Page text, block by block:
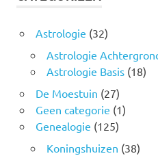
Astrologie (32)
Astrologie
Astrologie Basis(18)
De Moestuin (27)
Geen categorie (1)
Genealogie (125)
Koningshuizen (38)